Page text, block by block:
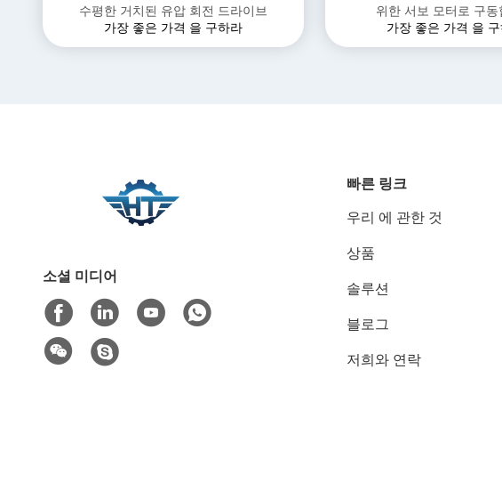
수평한 거치된 유압 회전 드라이브
가장 좋은 가격 을 구하라
위한 서보 모터로 구동
가장 좋은 가격 을
소셜 미디어
빠른 링크
우리 에 관한 것
상품
솔루션
블로그
저희와 연락